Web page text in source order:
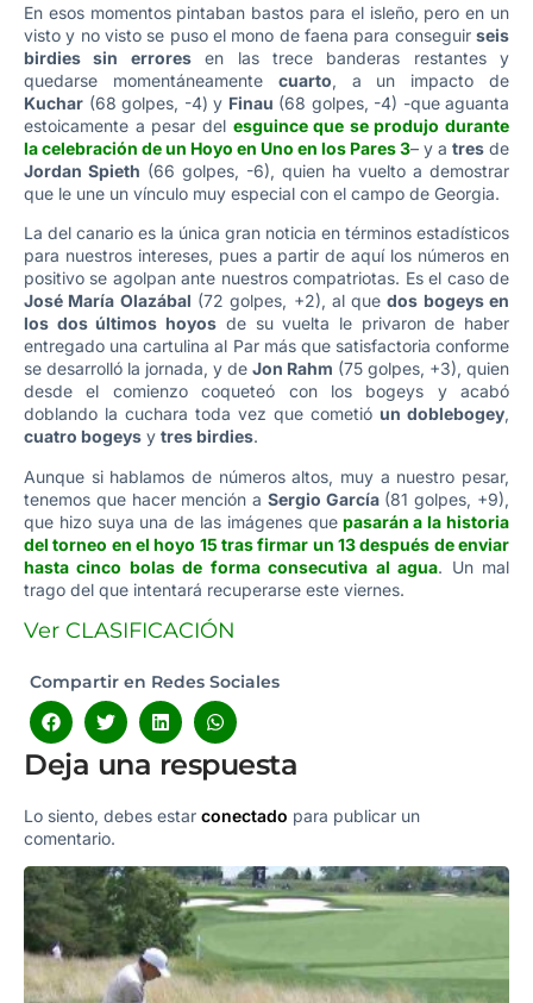
En esos momentos pintaban bastos para el isleño, pero en un
visto y no visto se puso el mono de faena para conseguir seis
birdies sin erroresen las trece banderas restantes y
quedarse momentáneamente cuarto, a un impacto de
Kuchar (68 golpes, -4) y Finau (68 golpes, -4) -que aguanta
estoicamente a pesar del esguince que se produjo durante
la celebración de un Hoyo en Uno en los Pares 3– y a tres de
Jordan Spieth (66 golpes, -6), quien ha vuelto a demostrar
que le une un vínculo muy especial con el campo de Georgia.
La del canario es la única gran noticia en términos estadísticos
para nuestros intereses, pues a partir de aquí los números en
positivo se agolpan ante nuestros compatriotas. Es el caso de
José María Olazábal (72 golpes, +2), al quedos bogeys en
los dos últimos hoyos de su vuelta le privaron de haber
entregado una cartulina al Par más que satisfactoria conforme
se desarrolló la jornada, y de Jon Rahm (75 golpes, +3), quien
desde el comienzo coqueteó con los bogeys y acabó
doblando la cuchara toda vez que cometió un doblebogey,
cuatro bogeys y tres birdies.
Aunque si hablamos de números altos, muy a nuestro pesar,
tenemos que hacer mención a Sergio García(81 golpes, +9),
que hizo suya una de las imágenes quepasarán a la historia
del torneo en el hoyo 15 tras firmar un 13 después de enviar
hasta cinco bolas de forma consecutiva al agua. Un mal
trago del que intentará recuperarse este viernes.
Ver CLASIFICACIÓN
Compartir en Redes Sociales
Deja una respuesta
Lo siento, debes estar conectado para publicar un
comentario.